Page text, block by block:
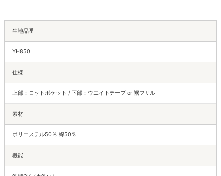
生地品番
YH850
仕様
上部：ロットポケット / 下部：ウエイトテープ or 裾フリル
素材
ポリエステル50％ 綿50％
機能